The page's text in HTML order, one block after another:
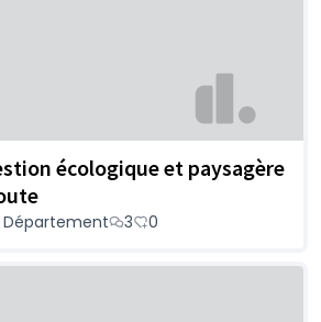
écologique et paysagère
Département 3 0